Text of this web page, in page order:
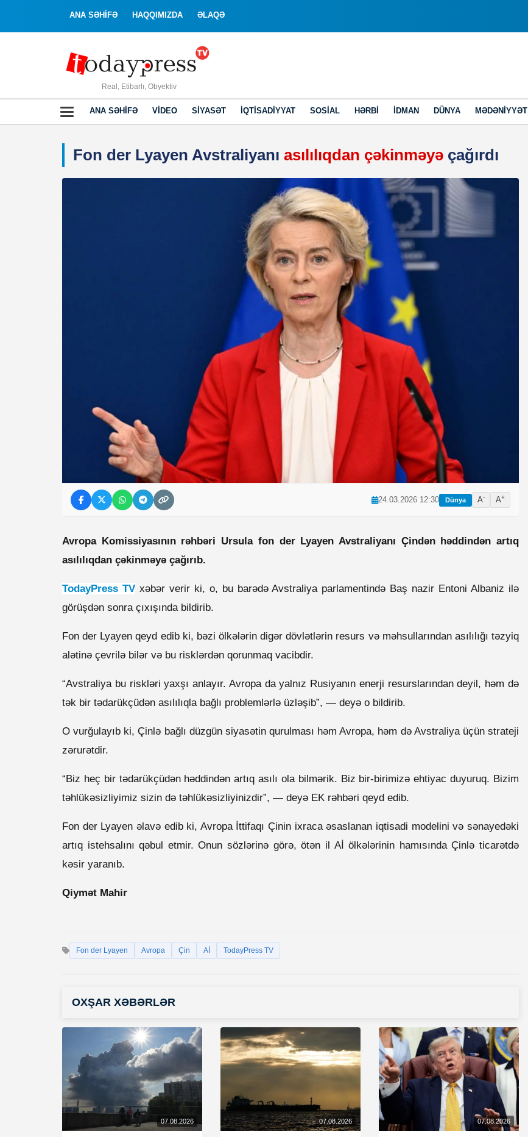
ANA SƏHİFƏ HAQQIMIZDA ƏLAQƏ
Real, Etibarlı, Obyektiv
ANA SƏHIFƏ VIDEO SIYASƏT İQTISADIYYAT SOSIAL HƏRBI İDMAN DÜNYA MƏDƏNIYYƏT
Fon der Lyayen Avstraliyanı asılılıqdan çəkinməyə çağırdı
24.03.2026 12:30 Dünya A- A+
Avropa Komissiyasının rəhbəri Ursula fon der Lyayen Avstraliyanı Çindən həddindən artıq
asılılıqdan çəkinməyə çağırıb.
TodayPress TV xəbər verir ki, o, bu barədə Avstraliya parlamentində Baş nazir Entoni Albaniz ilə
görüşdən sonra çıxışında bildirib.
Fon der Lyayen qeyd edib ki, bəzi ölkələrin digər dövlətlərin resurs və məhsullarından asılılığı təzyiq
alətinə çevrilə bilər və bu risklərdən qorunmaq vacibdir.
“Avstraliya bu riskləri yaxşı anlayır. Avropa da yalnız Rusiyanın enerji resurslarından deyil, həm də
tək bir tədarükçüdən asılılıqla bağlı problemlərlə üzləşib”, — deyə o bildirib.
O vurğulayıb ki, Çinlə bağlı düzgün siyasətin qurulması həm Avropa, həm də Avstraliya üçün strateji
zərurətdir.
“Biz heç bir tədarükçüdən həddindən artıq asılı ola bilmərik. Biz bir-birimizə ehtiyac duyuruq. Bizim
təhlükəsizliyimiz sizin də təhlükəsizliyinizdir”, — deyə EK rəhbəri qeyd edib.
Fon der Lyayen əlavə edib ki, Avropa İttifaqı Çinin ixraca əsaslanan iqtisadi modelini və sənayedəki
artıq istehsalını qəbul etmir. Onun sözlərinə görə, ötən il Aİ ölkələrinin hamısında Çinlə ticarətdə
kəsir yaranıb.
Qiymət Mahir
Fon der Lyayen Avropa Çin Aİ TodayPress TV
OXŞAR XƏBƏRLƏR
07.08.2026 07.08.2026 07.08.2026